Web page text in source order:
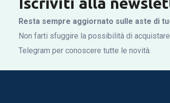
Resta sempre aggiornato sulle aste di
Non farti sfuggire la possibilità di
Telegram per conoscere tutte le novità.